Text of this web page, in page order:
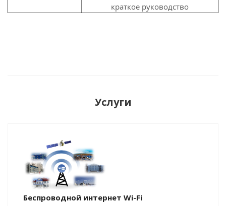
краткое руководство
Услуги
Беспроводной интернет Wi-Fi